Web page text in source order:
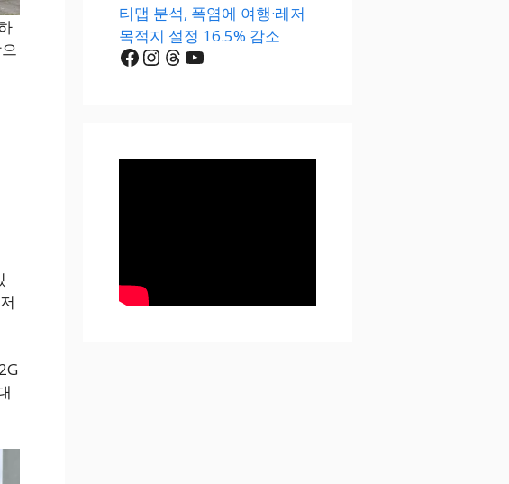
티맵 분석, 폭염에 여행·레저
목적지 설정 16.5% 감소
Facebook
Instagram
Threads
YouTube